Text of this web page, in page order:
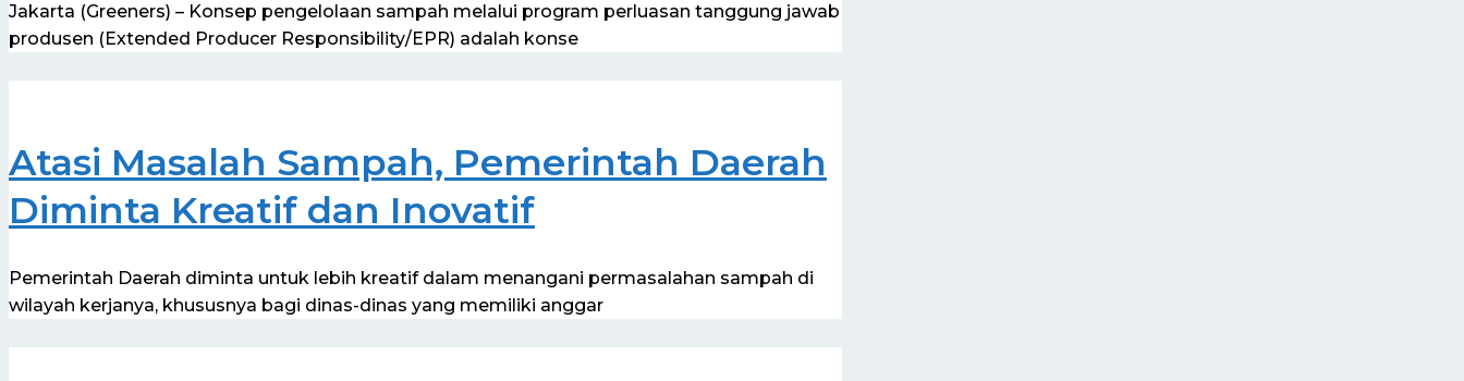
Jakarta (Greeners) – Konsep pengelolaan sampah melalui program perluasan tanggung jawab
produsen (Extended Producer Responsibility/EPR) adalah konse
Atasi Masalah Sampah, Pemerintah Daerah
Diminta Kreatif dan Inovatif
Pemerintah Daerah diminta untuk lebih kreatif dalam menangani permasalahan sampah di
wilayah kerjanya, khususnya bagi dinas-dinas yang memiliki anggar